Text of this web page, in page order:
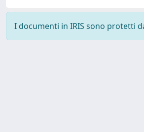
I documenti in IRIS sono protetti